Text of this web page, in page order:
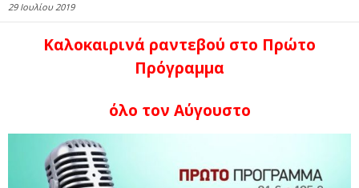
29 Ιουλίου 2019
Καλοκαιρινά ραντεβού στο Πρώτο
Πρόγραμμα
όλο τον Αύγουστο